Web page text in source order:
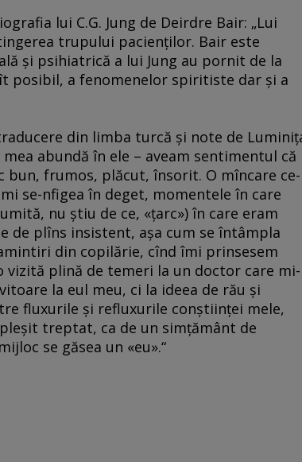
lui C.G. Jung de Deirdre Bair: „Lui
trupului pacienţilor. Bair este
şi psihiatrică a lui Jung au pornit de la
posibil, a fenomenelor spiritiste dar şi a
din limba turcă şi note de
abundă în ele – aveam sentimentul că
bun, frumos, plăcut, însorit. O mîncare ce-
se-nfigea în deget, momentele în care
nu ştiu de ce, «ţarc») în care eram
de plîns insistent, aşa cum se întâmpla
din copilărie, cînd îmi prinsesem
plină de temeri la un doctor care mi-
la eul meu, ci la ideea de rău şi
fluxurile şi refluxurile conştiinţei mele,
treptat, ca de un simţământ de
se găsea un «eu».“